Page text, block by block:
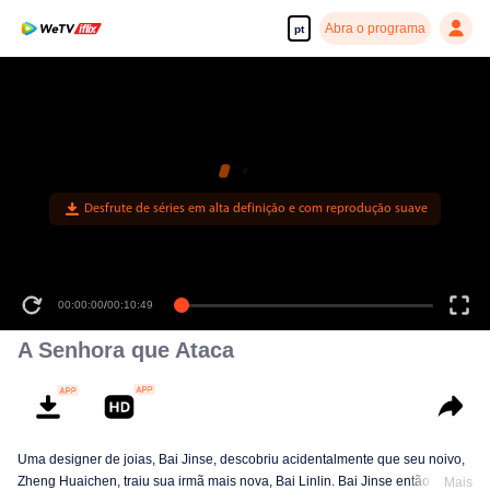
pt Abra o programa
Desfrute de séries em alta definição e com reprodução suave
00:00:00/00:10:49
A Senhora que Ataca
Uma designer de joias, Bai Jinse, descobriu acidentalmente que seu noivo,
Zheng Huaichen, traiu sua irmã mais nova, Bai Linlin. Bai Jinse então
Mais